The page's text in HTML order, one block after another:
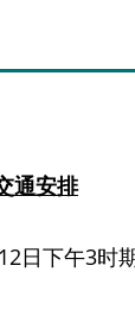
通安排
下午3时